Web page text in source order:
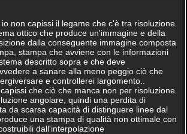
non capissi il legame che c'è tra risoluzione
ottico che produce un'immagine e della
dalla conseguente immagine composta
stampa che avviene con le informazioni
descritto sopra e che deve
a sanare alla meno peggio ciò che
e controllerei largomento..
che ciò che manca non per risoluzione
angolare, quindi una perdita di
da scarsa capacità di distinguere linee dal
una stampa di qualità non ottimale con
dall'interpolazione